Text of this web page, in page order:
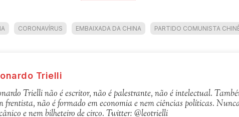
CORONAVÍRUS EMBAIXADA DA CHINA PARTIDO COMUNISTA
Trielli
Trielli não é escritor, não é palestrante, não é intelectual.
frentista, não é formado em economia e nem ciências políticas.
e nem bilheteiro de circo. Twitter: @leotrielli